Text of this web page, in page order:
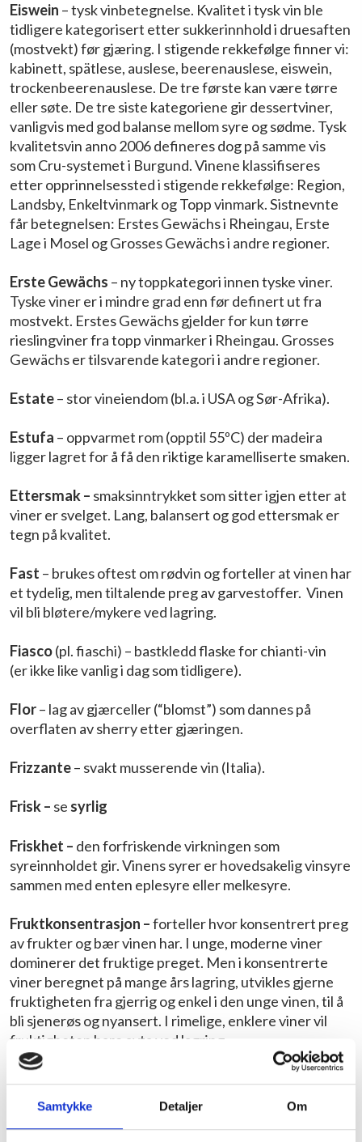
Samtykke Detaljer Om
Eiswein – tysk vinbetegnelse. Kvalitet i tysk vin ble
tidligere kategorisert etter sukkerinnhold i druesaften
(mostvekt) før gjæring. I stigende rekkefølge finner vi:
kabinett, spätlese, auslese, beerenauslese, eiswein,
trockenbeerenauslese. De tre første kan være tørre
eller søte. De tre siste kategoriene gir dessertviner,
vanligvis med god balanse mellom syre og sødme. Tysk
kvalitetsvin anno 2006 defineres dog på samme vis
som Cru-systemet i Burgund. Vinene klassifiseres
etter opprinnelsessted i stigende rekkefølge: Region,
Landsby, Enkeltvinmark og Topp vinmark. Sistnevnte
får betegnelsen: Erstes Gewächs i Rheingau, Erste
Lage i Mosel og Grosses Gewächs i andre regioner.
Erste Gewächs – ny toppkategori innen tyske viner.
Tyske viner er i mindre grad enn før definert ut fra
mostvekt. Erstes Gewächs gjelder for kun tørre
rieslingviner fra topp vinmarker i Rheingau. Grosses
Gewächs er tilsvarende kategori i andre regioner.
Estate– stor vineiendom (bl.a. i USA og Sør-Afrika).
Estufa – oppvarmet rom (opptil 55ºC) der madeira
ligger lagret for å få den riktige karamelliserte smaken.
Ettersmak­ – smaksinntrykket som sitter igjen etter at
viner er svelget. Lang, balansert og god ettersmak er
tegn på kvalitet.
Fast – brukes oftest om rødvin og forteller at vinen har
et tydelig, men tiltalende preg av garvestoffer. Vinen
vil bli bløtere/mykere ved lagring.
Fiasco(pl. fiaschi) – bastkledd flaske for chianti-vin
(er ikke like vanlig i dag som tidligere).
Flor– lag av gjærceller (“blomst”) som dannes på
overflaten av sherry etter gjæringen.
Frizzante– svakt musserende vin (Italia).
Frisk – se syrlig
Friskhet – den forfriskende virkningen som
syreinnholdet gir. Vinens syrer er hovedsakelig vinsyre
sammen med enten eplesyre eller melkesyre.
Fruktkonsentrasjon –forteller hvor konsentrert preg
av frukter og bær vinen har. I unge, moderne viner
dominerer det fruktige preget. Men i konsentrerte
viner beregnet på mange års lagring, utvikles gjerne
fruktigheten fra gjerrig og enkel i den unge vinen, til å
bli sjenerøs og nyansert. I rimelige, enklere viner vil
fruktigheten bare avta ved lagring.
– inntrykket vinen gir av vekt og rikhet i munnen.
Mengden av alkohol, garvestoff og
fruktkonsentrasjon bidrar til følelsen av fylde i vinen.